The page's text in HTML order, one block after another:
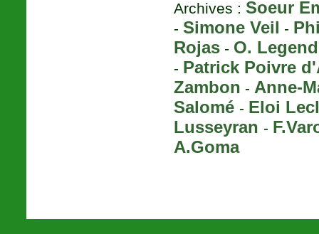
Archives : Soeur
- Simone Veil -
Rojas - O.
- Patrick Poivre
Zambon - Anne-
Salomé - Eloi
Lusseyran -
A.Goma